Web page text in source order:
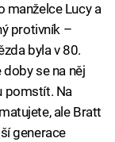
manželce Lucy a
protivník –
byla v 80.
se na něj
pomstít. Na
ale Bratt
generace